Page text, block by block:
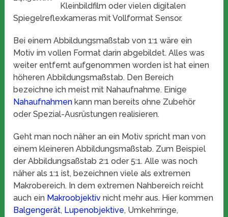
Kleinbildfilm oder vielen digitalen
Spiegelreflexkameras mit Vollformat Sensor.
Bei einem Abbildungsmaßstab von 1:1 wäre ein
Motiv im vollen Format darin abgebildet. Alles was
weiter entfernt aufgenommen worden ist hat einen
höheren Abbildungsmaßstab. Den Bereich
bezeichne ich meist mit Nahaufnahme. Einige
Nahaufnahmen kann man bereits ohne Zubehör
oder Spezial-Ausrüstungen realisieren.
Geht man noch näher an ein Motiv spricht man von
einem kleineren Abbildungsmaßstab. Zum Beispiel
der Abbildungsaßstab 2:1 oder 5:1. Alle was noch
näher als 1:1 ist, bezeichnen viele als extremen
Makrobereich. In dem extremen Nahbereich reicht
auch ein Makroobjektiv nicht mehr aus. Hier kommen
Balgengerät, Lupenobjektive, Umkehrringe,